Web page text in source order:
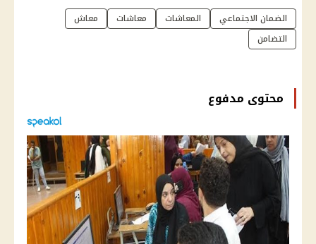
الضمان الاجتماعي المعاشات معاشات
معاش
التضامن
محتوى مدفوع